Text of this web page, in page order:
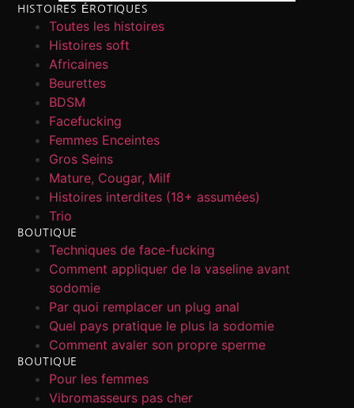
HISTOIRES ÉROTIQUES
Toutes les histoires
Histoires soft
Africaines
Beurettes
BDSM
Facefucking
Femmes Enceintes
Gros Seins
Mature, Cougar, Milf
Histoires interdites (18+ assumées)
Trio
BOUTIQUE
Techniques de face-fucking
Comment appliquer de la vaseline avant
sodomie
Par quoi remplacer un plug anal
Quel pays pratique le plus la sodomie
Comment avaler son propre sperme
BOUTIQUE
Pour les femmes
Vibromasseurs pas cher